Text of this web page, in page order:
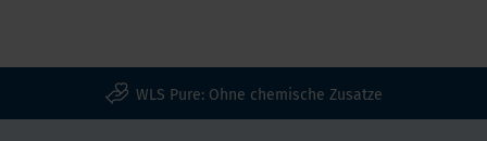
WLS Pure: Ohne chemische Zusatze